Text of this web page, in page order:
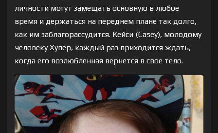
личности могут замещать основную в любое
время и держаться на переднем плане так долго,
как им заблагорассудится. Кейси (Casey), молодому
человеку Хупер, каждый раз приходится ждать,
когда его возлюбленная вернется в свое тело.